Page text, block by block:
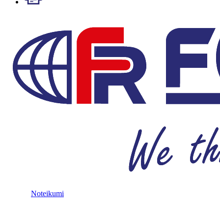
Noteikumi